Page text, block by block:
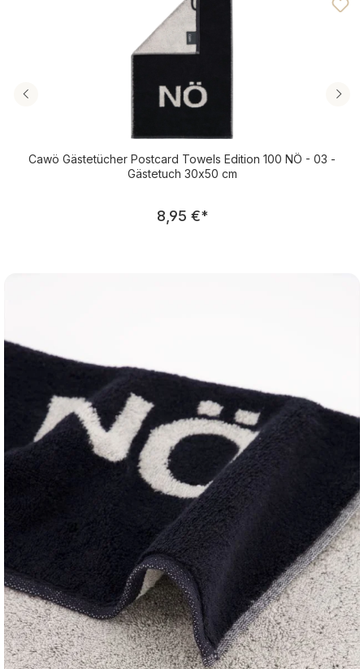
Cawö Gästetücher Postcard Towels Edition 100 NÖ - 03 -
Gästetuch 30x50 cm
Regulärer Preis:
8,95 €*